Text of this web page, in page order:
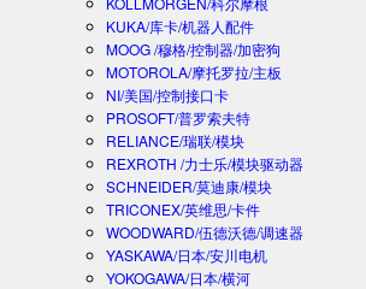
KUKA/库卡/机器人配件
MOOG /穆格/控制器/加密狗
MOTOROLA/摩托罗拉/主板
NI/美国/控制接口卡
PROSOFT/普罗索夫特
RELIANCE/瑞联/模块
REXROTH /力士乐/模块驱动器
SCHNEIDER/莫迪康/模块
TRICONEX/英维思/卡件
WOODWARD/伍德沃德/调速器
YASKAWA/日本/安川电机
YOKOGAWA/日本/横河